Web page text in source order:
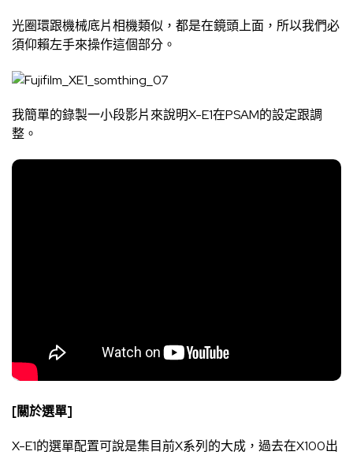
光圈環跟機械底片相機類似，都是在鏡頭上面，所以我們必
須仰賴左手來操作這個部分。
我簡單的錄製一小段影片來說明X-E1在PSAM的設定跟調
整。
[關於選單]
X-E1的選單配置可說是集目前X系列的大成，過去在X100出